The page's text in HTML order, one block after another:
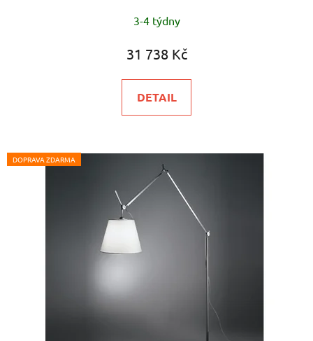
3-4 týdny
31 738 Kč
DETAIL
DOPRAVA ZDARMA